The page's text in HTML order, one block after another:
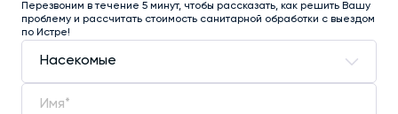
Перезвоним в течение 5 минут, чтобы рассказать, как решить Вашу
проблему и рассчитать стоимость санитарной обработки с выездом
по Истре!